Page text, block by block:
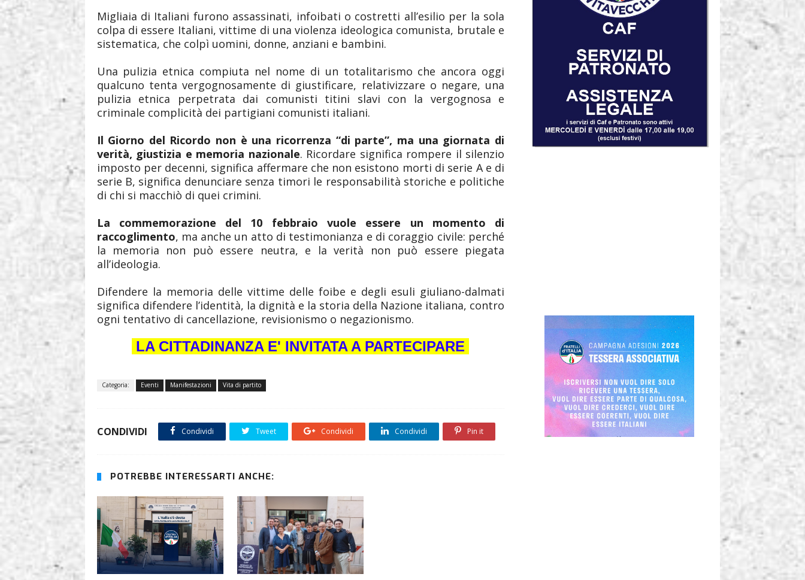
Migliaia di Italiani furono assassinati, infoibati o costretti all’esilio per la sola
colpa di essere Italiani, vittime di una violenza ideologica comunista, brutale e
sistematica, che colpì uomini, donne, anziani e bambini.
Una pulizia etnica compiuta nel nome di un totalitarismo che ancora oggi
qualcuno tenta vergognosamente di giustificare, relativizzare o negare, una
pulizia etnica perpetrata dai comunisti titini slavi con la vergognosa e
criminale complicità dei partigiani comunisti italiani.
Il Giorno del Ricordo non è una ricorrenza “di parte”, ma una giornata di
verità, giustizia e memoria nazionale. Ricordare significa rompere il silenzio
imposto per decenni, significa affermare che non esistono morti di serie A e di
serie B, significa denunciare senza timori le responsabilità storiche e politiche
di chi si macchiò di quei crimini.
La commemorazione del 10 febbraio vuole essere un momento di
raccoglimento, ma anche un atto di testimonianza e di coraggio civile: perché
la memoria non può essere neutra, e la verità non può essere piegata
all’ideologia.
Difendere la memoria delle vittime delle foibe e degli esuli giuliano-dalmati
significa difendere l’identità, la dignità e la storia della Nazione italiana, contro
ogni tentativo di cancellazione, revisionismo o negazionismo.
LA CITTADINANZA E' INVITATA A PARTECIPARE
Categoria: Eventi Manifestazioni Vita di partito
CONDIVIDI Condividi Tweet Condividi Condividi Pin it
POTREBBE INTERESSARTI ANCHE: